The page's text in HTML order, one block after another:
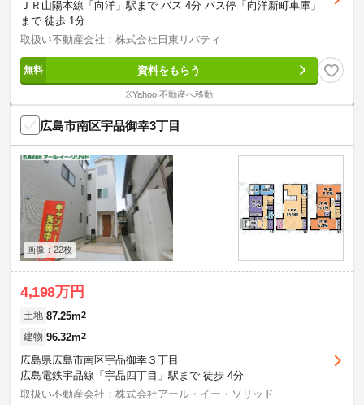
ＪＲ山陽本線「向洋」駅まで バス 4分 バス停「向洋新町車庫」
まで 徒歩 1分
取扱い不動産会社：株式会社日東リバティ
資料をもらう
※Yahoo!不動産へ移動
広島市南区宇品御幸3丁目
画像：22枚
4,198万円
土地 87.25m2
建物 96.32m2
広島県広島市南区宇品御幸３丁目
広島電鉄宇品線「宇品四丁目」駅まで 徒歩 4分
取扱い不動産会社：株式会社アール・イー・ソリッド